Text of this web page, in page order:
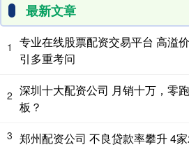
最新文章
1
专业在线股票配资交易平台 高溢
引多重考问
2 深圳十大配资公司 月销十万，零
板？
3 郑州配资公司 不良贷款率攀升 4家